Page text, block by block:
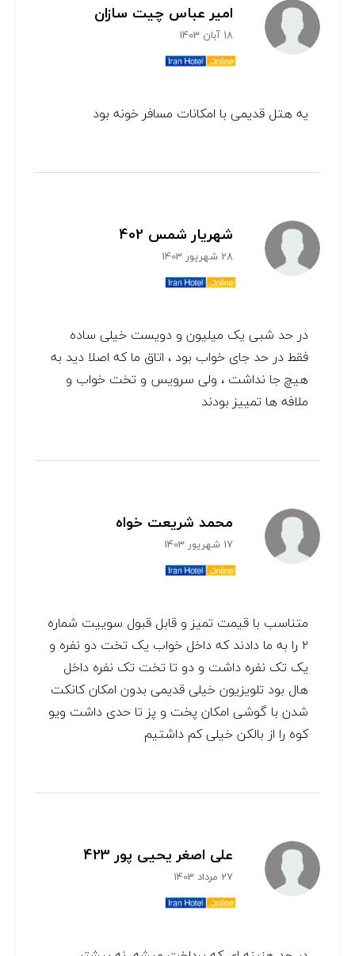
امیر عباس چیت سازان
18 آبان 1403
یه هتل قدیمی با امکانات مسافر خونه بود
شهریار شمس 402
28 شهریور 1403
در حد شبی یک میلیون و دویست خیلی ساده
فقط در حد جای خواب بود ، اتاق ما که اصلا دید به
هیچ جا نداشت ، ولی سرویس و تخت خواب و
ملافه ها تمییز بودند
محمد شریعت خواه
17 شهریور 1403
متناسب با قیمت تمیز و قابل قبول سوییت شماره
۲ را به ما دادند که داخل خواب یک تخت دو نفره و
یک تک نفره داشت و دو تا تخت تک نفره داخل
هال بود تلویزیون خیلی قدیمی بدون امکان کانکت
شدن با گوشی امکان پخت و پز تا حدی داشت ویو
کوه را از بالکن خیلی کم داشتیم
علی اصغر یحیی پور 423
27 مرداد 1403